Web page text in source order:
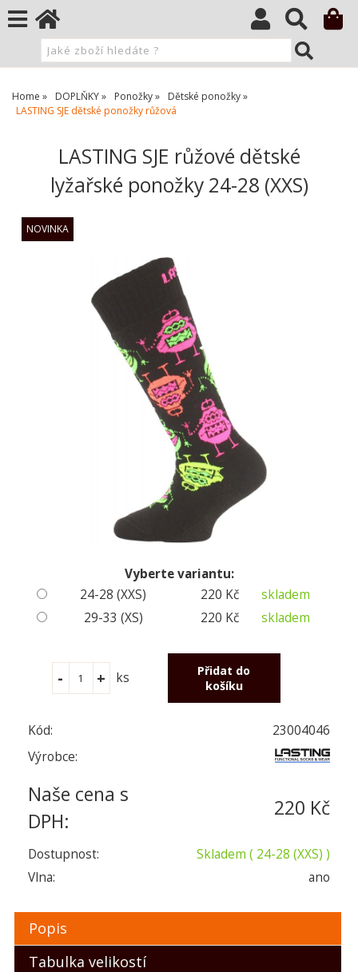
Home DOPLŇKY Ponožky
Dětské ponožky
LASTING SJE dětské ponožky růžová
LASTING SJE růžové dětské
lyžařské ponožky 24-28 (XXS)
Vyberte variantu:
24-28 (XXS)
220 Kč
skladem
29-33 (XS)
220 Kč skladem
ks
Kód:
23004046
Výrobce:
Naše cena s
DPH:
220 Kč
Dostupnost: Skladem ( 24-28 (XXS) )
Vlna:
ano
Popis
Tabulka velikostí